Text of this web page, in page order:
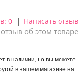
0 | Написать отзыв
об этом товаре
в наличии, но вы можете
в нашем магазине на: